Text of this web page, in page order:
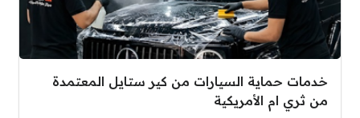
خدمات حماية السيارات من كير ستايل المعتمدة
من ثري ام الأمريكية